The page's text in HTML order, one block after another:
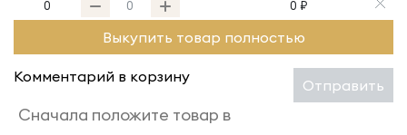
0 0 ₽
Выкупить товар полностью
Комментарий в корзину Отправить